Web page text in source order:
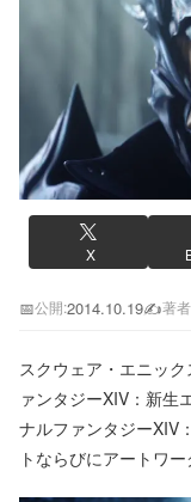
X
📅公開:2014.10.19✍️著
スクウェア・エニッ
ァンタジーXIV：新生
ナルファンタジーXIV
トならびにアートワ